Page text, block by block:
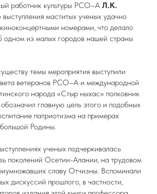
работник культуры РСО–А Л.К.
выступления маститых ученых удачно
номерами, что делало
одном из малых городов нашей страны
темы мероприятия выступили
ветеранов РСО–А и международной
народа «Стыр ныхас» полковник
главную цель этого и подобных
патриотизма на примерах
Родины.
ученых подчеркивалась
поколений Осетии-Алании, на трудовом
славу Отчизны. Вспоминали
дискуссий прошлого, в частности,